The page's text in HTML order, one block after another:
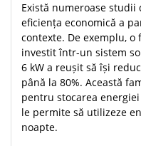
Există numeroase studii
eficiența economică a
contexte. De exemplu,
investit într-un sistem
6 kW a reușit să își
până la 80%. Această
pentru stocarea
le permite să utilizeze
noapte.